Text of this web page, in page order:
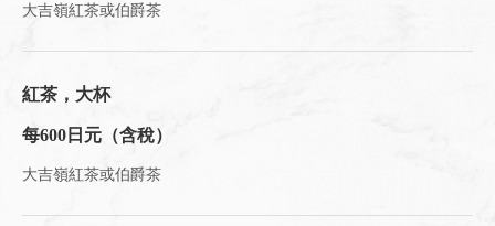
大吉嶺紅茶或伯爵茶
紅茶，大杯
每600日元（含稅）
大吉嶺紅茶或伯爵茶